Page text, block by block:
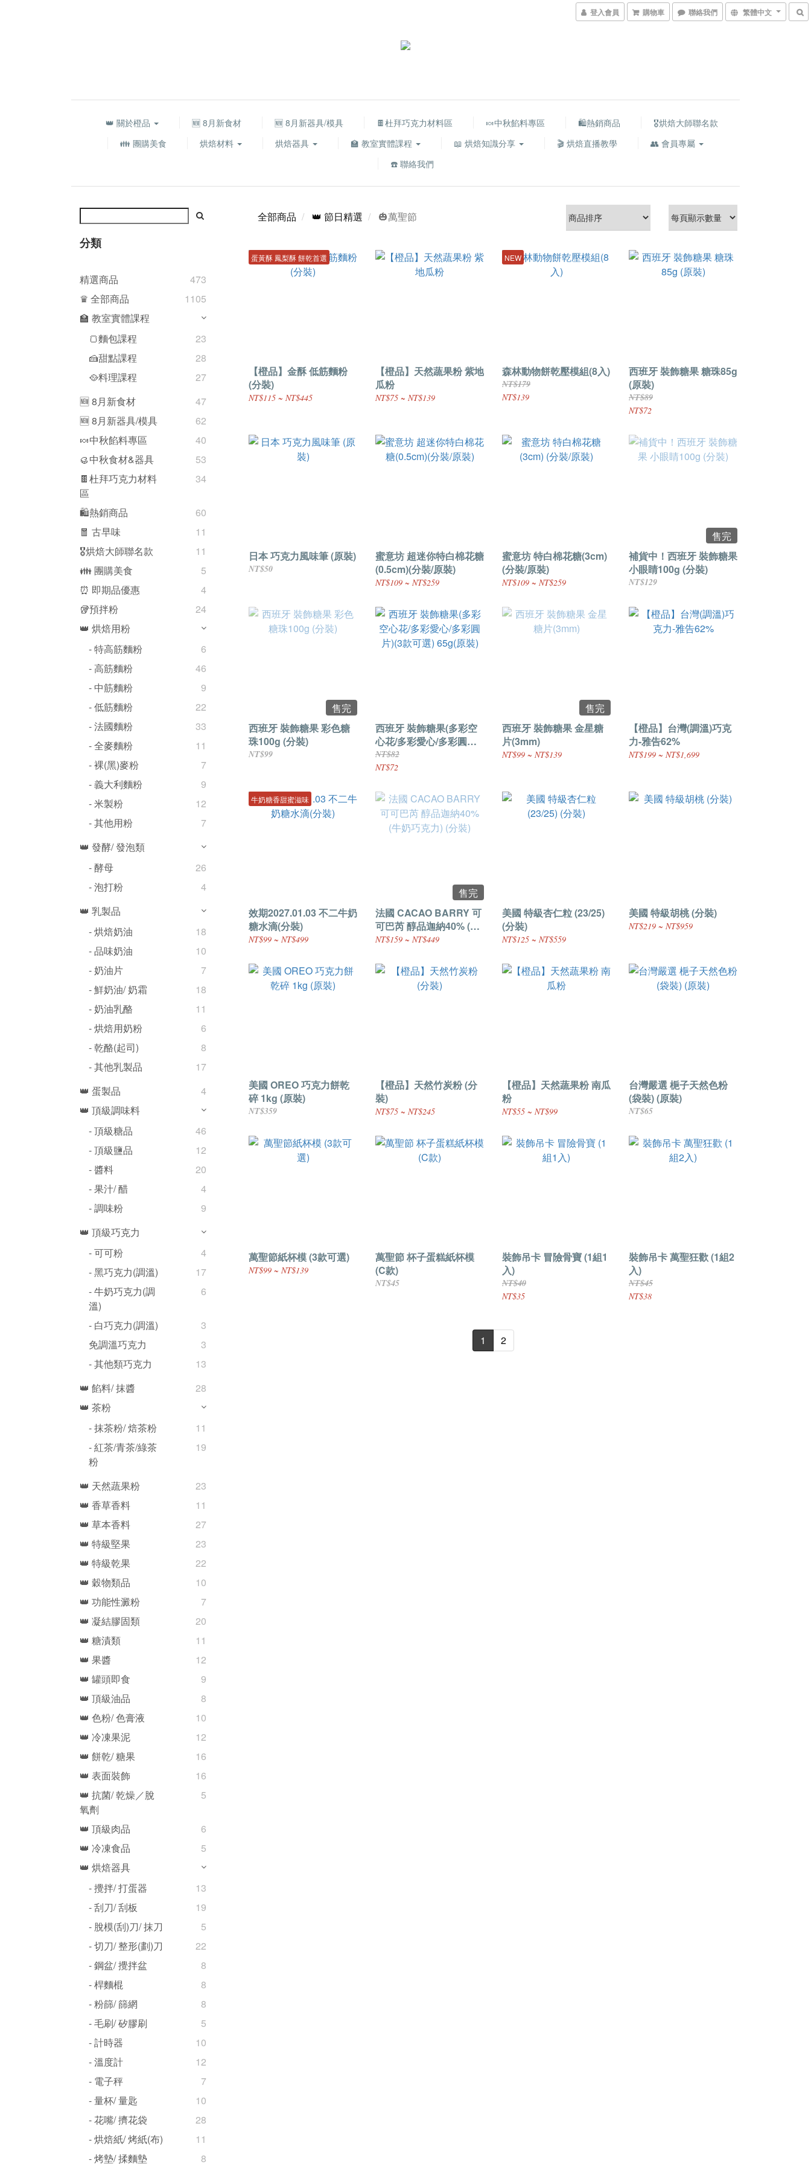
登入會員 購物車 聯絡我們 繁體中文
👑 關於橙品 🆕 8月新食材 🆕 8月新器具/模具 🍫杜拜巧克力材料區 🍬中秋餡料專區 🛍熱銷商品
🎖️烘焙大師聯名款
👪 團購美食
烘焙材料 烘焙器具 🏫 教室實體課程 📖 烘焙知識分享 🎬 烘焙直播教學
👥 會員專屬
☎️ 聯絡我們
分類
精選商品
473
♛ 全部商品
1105
🏫 教室實體課程
🍞麵包課程
23
🍰甜點課程
28
🥘料理課程
27
🆕 8月新食材
47
🆕 8月新器具/模具
62
🍬中秋餡料專區
40
🥮中秋食材&器具
53
🍫杜拜巧克力材料
區
34
🛍熱銷商品
60
🧧 古早味
11
🎖️烘焙大師聯名款
11
👪 團購美食
5
⏰ 即期品優惠
4
🥡預拌粉
24
👑 烘焙用粉
- 特高筋麵粉
6
- 高筋麵粉
46
- 中筋麵粉
9
- 低筋麵粉
22
- 法國麵粉
33
- 全麥麵粉
11
- 裸(黑)麥粉
7
- 義大利麵粉
9
- 米製粉
12
- 其他用粉
7
👑 發酵/ 發泡類
- 酵母
26
- 泡打粉
4
👑 乳製品
- 烘焙奶油
18
- 品味奶油
10
- 奶油片
7
- 鮮奶油/ 奶霜
18
- 奶油乳酪
11
- 烘焙用奶粉
6
- 乾酪(起司)
8
- 其他乳製品
17
👑 蛋製品
4
👑 頂級調味料
- 頂級糖品
46
- 頂級鹽品
12
- 醬料
20
- 果汁/ 醋
4
- 調味粉
9
👑 頂級巧克力
- 可可粉
4
- 黑巧克力(調溫)
17
- 牛奶巧克力(調
溫)
6
- 白巧克力(調溫)
3
免調溫巧克力
3
- 其他類巧克力
13
👑 餡料/ 抹醬
28
👑 茶粉
- 抹茶粉/ 焙茶粉
11
- 紅茶/青茶/綠茶
粉
19
👑 天然蔬果粉
23
👑 香草香料
11
👑 草本香料
27
👑 特級堅果
23
👑 特級乾果
22
👑 穀物類品
10
👑 功能性澱粉
7
👑 凝結膠固類
20
👑 糖漬類
11
👑 果醬
12
👑 罐頭即食
9
👑 頂級油品
8
👑 色粉/ 色膏液
10
👑 冷凍果泥
12
👑 餅乾/ 糖果
16
👑 表面裝飾
16
👑 抗菌/ 乾燥／脫
氧劑
5
👑 頂級肉品
6
👑 冷凍食品
5
👑 烘焙器具
- 攪拌/ 打蛋器
13
- 刮刀/ 刮板
19
- 脫模(刮)刀/ 抹刀
5
- 切刀/ 整形(劃)刀
22
- 鋼盆/ 攪拌盆
8
- 桿麵棍
8
- 粉篩/ 篩網
8
- 毛刷/ 矽膠刷
5
- 計時器
10
- 溫度計
12
- 電子秤
7
- 量杯/ 量匙
10
- 花嘴/ 擠花袋
28
- 烘焙紙/ 烤紙(布)
11
- 烤墊/ 揉麵墊
8
全部商品 👑 節日精選 🎃萬聖節
蛋黃酥 鳳梨酥 餅乾首選
【橙品】金酥 低筋麵粉
(分裝)
NT$115 ~ NT$445
【橙品】天然蔬果粉 紫地
瓜粉
NT$75 ~ NT$139
NEW
森林動物餅乾壓模組(8入)
NT$179
NT$139
西班牙 裝飾糖果 糖珠85g
(原裝)
NT$89
NT$72
日本 巧克力風味筆 (原裝)
NT$50
蜜意坊 超迷你特白棉花糖
(0.5cm)(分裝/原裝)
NT$109 ~ NT$259
蜜意坊 特白棉花糖(3cm)
(分裝/原裝)
NT$109 ~ NT$259
售完
補貨中！西班牙 裝飾糖果
小眼睛100g (分裝)
NT$129
售完
西班牙 裝飾糖果 彩色糖
珠100g (分裝)
NT$99
西班牙 裝飾糖果(多彩空
心花/多彩愛心/多彩圓片)
(3款可選) 65g(原裝)
NT$82
NT$72
售完
西班牙 裝飾糖果 金星糖
片(3mm)
NT$99 ~ NT$139
【橙品】台灣(調溫)巧克
力-雅告62%
NT$199 ~ NT$1,699
牛奶糖香甜蜜滋味
效期2027.01.03 不二牛奶
糖水滴(分裝)
NT$99 ~ NT$499
售完
法國 CACAO BARRY 可
可巴芮 醇品迦納40% (牛
奶巧克力) (分裝)
NT$159 ~ NT$449
美國 特級杏仁粒 (23/25)
(分裝)
NT$125 ~ NT$559
美國 特級胡桃 (分裝)
NT$219 ~ NT$959
美國 OREO 巧克力餅乾
碎 1kg (原裝)
NT$359
【橙品】天然竹炭粉 (分
裝)
NT$75 ~ NT$245
【橙品】天然蔬果粉 南瓜
粉
NT$55 ~ NT$99
台灣嚴選 梔子天然色粉
(袋裝) (原裝)
NT$65
萬聖節紙杯模 (3款可選)
NT$99 ~ NT$139
萬聖節 杯子蛋糕紙杯模
(C款)
NT$45
裝飾吊卡 冒險骨寶 (1組1
入)
NT$40
NT$35
裝飾吊卡 萬聖狂歡 (1組2
入)
NT$45
NT$38
1 2